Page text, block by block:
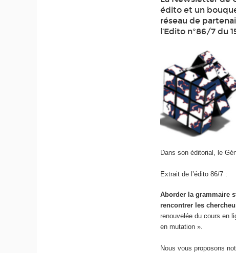
édito et un
réseau de
l’Edito n°86/7 du
Dans son éditorial, le
Extrait de l’édito 86/7 :
Aborder la grammaire
rencontrer les
renouvelée du cours en
en mutation ».
Nous vous proposons